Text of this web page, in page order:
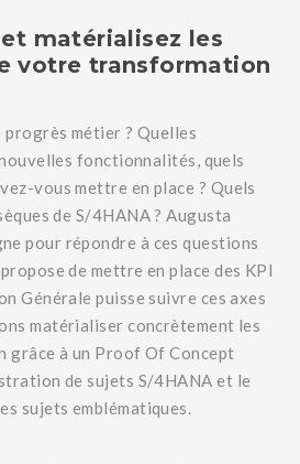
matérialisez les
votre transformation
progrès métier ? Quelles
fonctionnalités, quels
vous mettre en place ? Quels
de S/4HANA ? Augusta
pour répondre à ces questions
de mettre en place des KPI
Générale puisse suivre ces axes
matérialiser concrètement les
grâce à un Proof Of Concept
de sujets S/4HANA et le
sujets emblématiques.